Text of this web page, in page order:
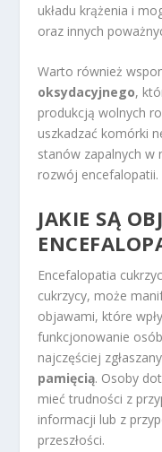
układu krążenia i
oraz innych
Warto również
oksydacyjnego,
produkcją wolnych
uszkadzać komórki
stanów zapalnych w
rozwój encefalopatii.
JAKIE SĄ
Encefalopatia
cukrzycy, może
objawami, które
funkcjonowanie
najczęściej
pamięcią. Osoby
mieć trudności z
informacji lub z
przeszłości.